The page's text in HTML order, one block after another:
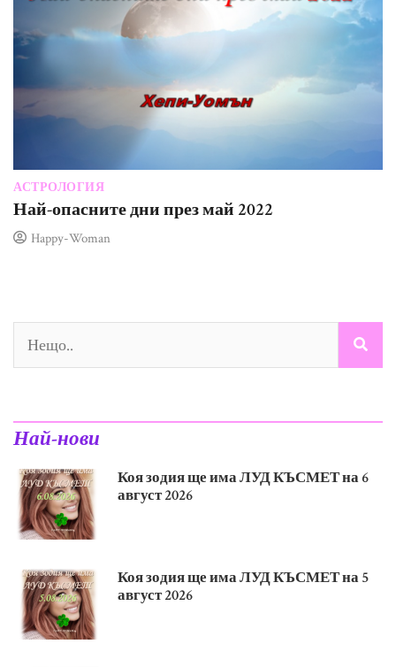
АСТРОЛОГИЯ
Най-опасните дни през май 2022
Happy-Woman
Най-нови
Коя зодия ще има ЛУД КЪСМЕТ на 6
август 2026
Коя зодия ще има ЛУД КЪСМЕТ на 5
август 2026